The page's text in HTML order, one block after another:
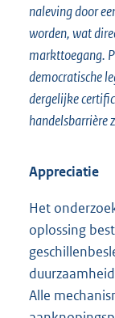
naleving door
worden, wat
markttoegang.
democratische
dergelijke
handelsbarrière
Appreciatie
Het
oplossing
Alle